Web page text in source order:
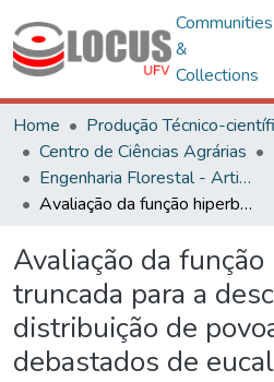
Communities
&
Collections
Home
Produção Técnico-
Centro de Ciências Agrárias
Engenharia Florestal - Artigos
Avaliação da função hiperbólica truncada para a descrição da distribuição de povoamentos debastados de eucalipto
Avaliação da
truncada para a
distribuição de
debastados de